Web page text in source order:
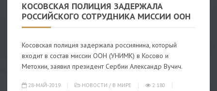
КОСОВСКАЯ ПОЛИЦИЯ ЗАДЕРЖАЛА
РОССИЙСКОГО СОТРУДНИКА МИССИИ ООН
Косовская полиция задержала россиянина, который
входит в состав миссии ООН (УНИМК) в Косово и
Метохии, заявил президент Сербии Александр Вучич.
28-МАЙ-2019 НОВОСТИ / В МИРЕ 2 180